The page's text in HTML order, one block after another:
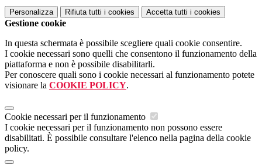
Personalizza Rifiuta tutti i cookies Accetta tutti i cookies
Gestione cookie
In questa schermata è possibile scegliere quali cookie consentire.
I cookie necessari sono quelli che consentono il funzionamento della
piattaforma e non è possibile disabilitarli.
Per conoscere quali sono i cookie necessari al funzionamento potete
visionare la COOKIE POLICY.
Cookie necessari per il funzionamento
I cookie necessari per il funzionamento non possono essere
disabilitati. È possibile consultare l'elenco nella pagina della cookie
policy.